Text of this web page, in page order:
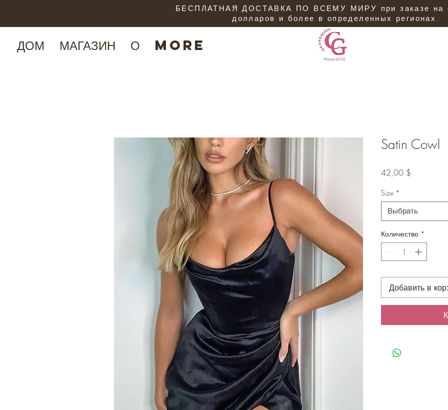
ДОМ МАГАЗИН О More
БЕСПЛАТНАЯ ДОСТАВКА ПО ВСЕМУ МИРУ при заказе на
долларов и более в определенных регионах.
Satin Cowl
42,00 $
Size *
Выбрать
Количество *
Добавить в